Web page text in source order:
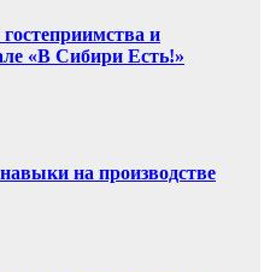
и
«В Сибири Есть!»
на производстве